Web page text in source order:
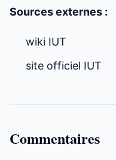
Sources externes :
wiki IUT
site officiel IUT
Commentaires